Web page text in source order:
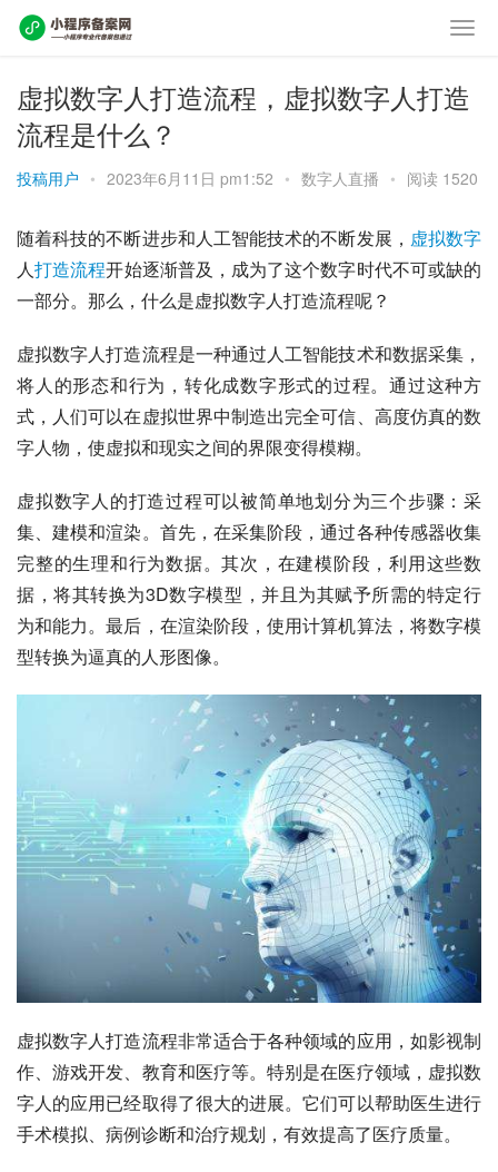
虚拟数字人打造流程，虚拟数字人打造
流程是什么？
投稿用户 • 2023年6月11日 pm1:52 • 数字人直播 • 阅读 1520
随着科技的不断进步和人工智能技术的不断发展， 虚拟数字
人打造流程开始逐渐普及，成为了这个数字时代不可或缺的
一部分。那么，什么是虚拟数字人打造流程呢？
虚拟数字人打造流程是一种通过人工智能技术和数据采集，
将人的形态和行为，转化成数字形式的过程。通过这种方
式，人们可以在虚拟世界中制造出完全可信、高度仿真的数
字人物，使虚拟和现实之间的界限变得模糊。
虚拟数字人的打造过程可以被简单地划分为三个步骤：采
集、建模和渲染。首先，在采集阶段，通过各种传感器收集
完整的生理和行为数据。其次，在建模阶段，利用这些数
据，将其转换为3D数字模型，并且为其赋予所需的特定行
为和能力。最后，在渲染阶段，使用计算机算法，将数字模
型转换为逼真的人形图像。
虚拟数字人打造流程非常适合于各种领域的应用，如影视制
作、游戏开发、教育和医疗等。特别是在医疗领域，虚拟数
字人的应用已经取得了很大的进展。它们可以帮助医生进行
手术模拟、病例诊断和治疗规划，有效提高了医疗质量。